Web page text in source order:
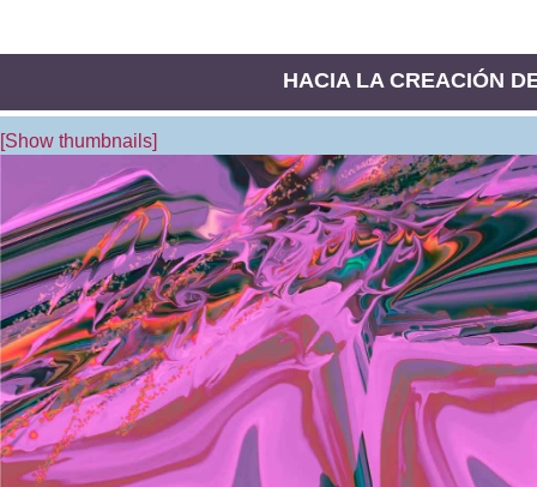
HACIA LA CREACIÓN DE
[Show thumbnails]